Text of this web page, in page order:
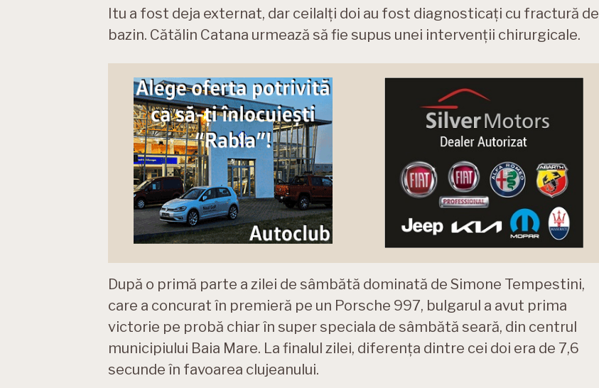
Itu a fost deja externat, dar ceilalți doi au fost diagnosticați cu fractură de
bazin. Cătălin Catana urmează să fie supus unei intervenții chirurgicale.
După o primă parte a zilei de sâmbătă dominată de Simone Tempestini,
care a concurat în premieră pe un Porsche 997, bulgarul a avut prima
victorie pe probă chiar în super speciala de sâmbătă seară, din centrul
municipiului Baia Mare. La finalul zilei, diferența dintre cei doi era de 7,6
secunde în favoarea clujeanului.